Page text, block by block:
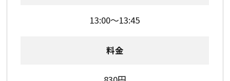
13:00～13:45
料金